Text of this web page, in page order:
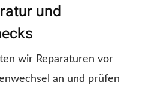
und
wir Reparaturen vor
an und prüfen